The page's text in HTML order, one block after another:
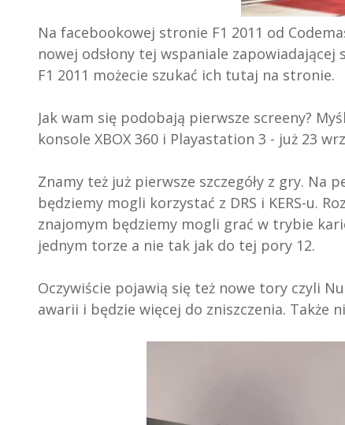
Na facebookowej stronie F1 2011 od
nowej odsłony tej wspaniale
F1 2011 możecie szukać ich tutaj na stronie.
Jak wam się podobają pierwsze screeny?
konsole XBOX 360 i Playastation 3 - już 23
Znamy też już pierwsze szczegóły z gry. Na
będziemy mogli korzystać z DRS i KERS-u.
znajomym będziemy mogli grać w trybie
jednym torze a nie tak jak do tej pory 12.
Oczywiście pojawią się też nowe tory czyli
awarii i będzie więcej do zniszczenia. Także